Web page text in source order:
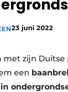
Vacatures
Video’s
23 juni 2022
met zijn
een
in